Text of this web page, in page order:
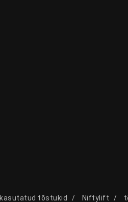
kasutatud tõstukid Niftylift